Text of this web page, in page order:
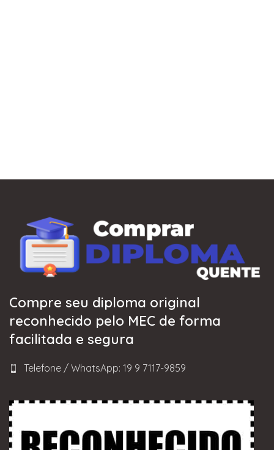
Compre seu diploma original
reconhecido pelo MEC de forma
facilitada e segura
Telefone / WhatsApp: 19 9 7117-9859